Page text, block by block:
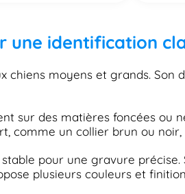
une identification
moyens et grands. Son
sur des matières foncées ou
comme un collier brun ou
pour une gravure précise.
plusieurs couleurs et